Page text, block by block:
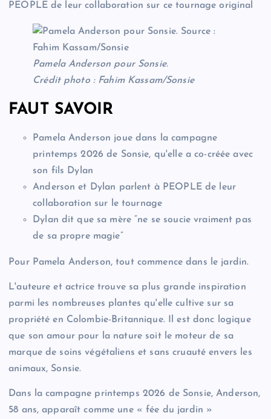
PEOPLE de leur collaboration sur ce tournage original
Pamela Anderson pour Sonsie.
Crédit photo : Fahim Kassam/Sonsie
FAUT SAVOIR
Pamela Anderson joue dans la campagne
printemps 2026 de Sonsie, qu'elle a co-créée avec
son fils Dylan
Anderson et Dylan parlent à PEOPLE de leur
collaboration sur le tournage
Dylan dit que sa mère “ne se soucie vraiment pas
de sa propre magie”
Pour Pamela Anderson, tout commence dans le jardin.
L'auteure et actrice trouve sa plus grande inspiration
parmi les nombreuses plantes qu'elle cultive sur sa
propriété en Colombie-Britannique. Il est donc logique
que son amour pour la nature soit le moteur de sa
marque de soins végétaliens et sans cruauté envers les
animaux, Sonsie.
Dans la campagne printemps 2026 de Sonsie, Anderson,
58 ans, apparaît comme une « fée du jardin »